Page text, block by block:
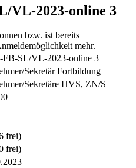
VL-2023-online 3
bzw. ist bereits
mehr.
FB-SL/VL-2023-online 3
Sekretär Fortbildung
Sekretäre HVS, ZN/S
frei)
frei)